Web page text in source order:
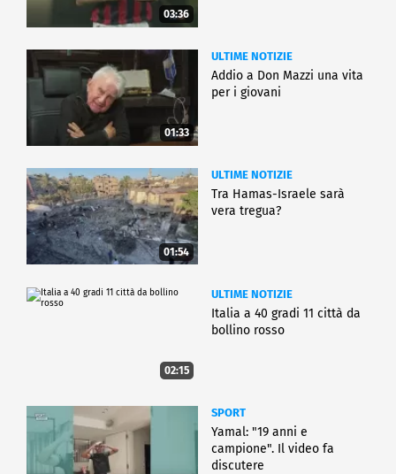
03:36
01:33
ULTIME NOTIZIE
Addio a Don Mazzi una vita
per i giovani
01:54
ULTIME NOTIZIE
Tra Hamas-Israele sarà
vera tregua?
02:15
ULTIME NOTIZIE
Italia a 40 gradi 11 città da
bollino rosso
SPORT
Yamal: "19 anni e
campione". Il video fa
discutere